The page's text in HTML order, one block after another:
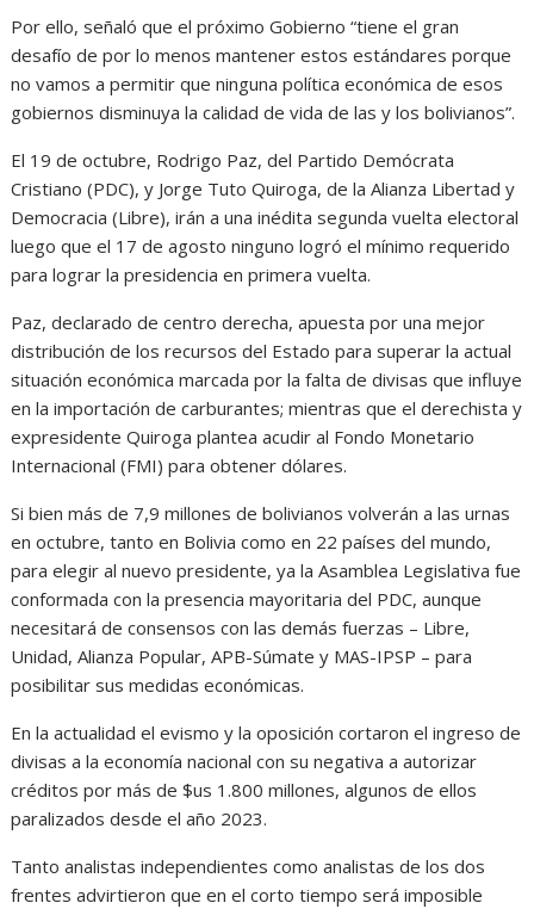
Por ello, señaló que el próximo Gobierno “tiene el gran
desafío de por lo menos mantener estos estándares porque
no vamos a permitir que ninguna política económica de esos
gobiernos disminuya la calidad de vida de las y los bolivianos”.
El 19 de octubre, Rodrigo Paz, del Partido Demócrata
Cristiano (PDC), y Jorge Tuto Quiroga, de la Alianza Libertad y
Democracia (Libre), irán a una inédita segunda vuelta electoral
luego que el 17 de agosto ninguno logró el mínimo requerido
para lograr la presidencia en primera vuelta.
Paz, declarado de centro derecha, apuesta por una mejor
distribución de los recursos del Estado para superar la actual
situación económica marcada por la falta de divisas que influye
en la importación de carburantes; mientras que el derechista y
expresidente Quiroga plantea acudir al Fondo Monetario
Internacional (FMI) para obtener dólares.
Si bien más de 7,9 millones de bolivianos volverán a las urnas
en octubre, tanto en Bolivia como en 22 países del mundo,
para elegir al nuevo presidente, ya la Asamblea Legislativa fue
conformada con la presencia mayoritaria del PDC, aunque
necesitará de consensos con las demás fuerzas – Libre,
Unidad, Alianza Popular, APB-Súmate y MAS-IPSP – para
posibilitar sus medidas económicas.
En la actualidad el evismo y la oposición cortaron el ingreso de
divisas a la economía nacional con su negativa a autorizar
créditos por más de $us 1.800 millones, algunos de ellos
paralizados desde el año 2023.
Tanto analistas independientes como analistas de los dos
frentes advirtieron que en el corto tiempo será imposible